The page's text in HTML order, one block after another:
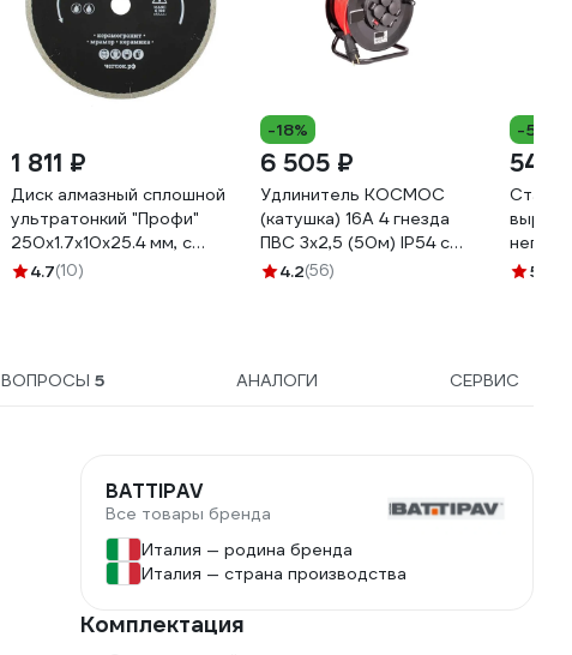
1 811 ₽
Диск алмазный сплошной
ультратонкий "Профи"
250x1.7x10x25.4 мм, с
термозазором 18-14-250
4.7(10)
-18%
6 505 ₽
Удлинитель КОСМОС
(катушка) 16А 4 гнезда
ПВС 3х2,5 (50м) IP54 с
заземлением УХз16
4.2(56)
-5%
544
5
ВОПРОСЫ5 АНАЛОГИ СЕРВИС
BATTIPAV
Все товары бренда
Италия — родина бренда
Италия — страна производства
Комплектация